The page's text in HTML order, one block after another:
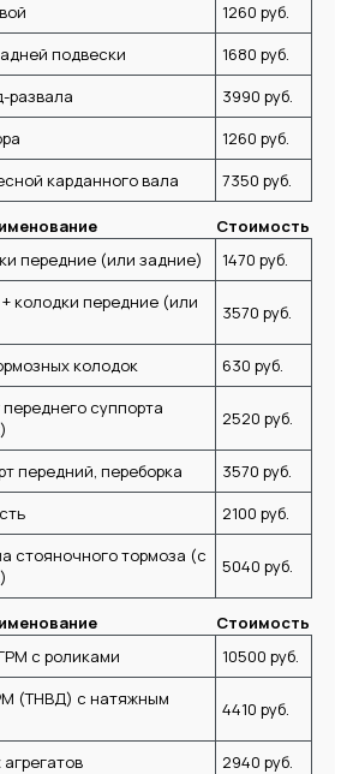
1260 руб.
подвески
1680 руб.
развала
3990 руб.
1260 руб.
карданного вала
7350 руб.
Стоимость
передние (или задние)
1470 руб.
колодки передние (или
3570 руб.
колодок
630 руб.
суппорта
2520 руб.
передний, переборка
3570 руб.
2100 руб.
стояночного тормоза (с
5040 руб.
Стоимость
с роликами
10500 руб.
(ТНВД) с натяжным
4410 руб.
2940 руб.